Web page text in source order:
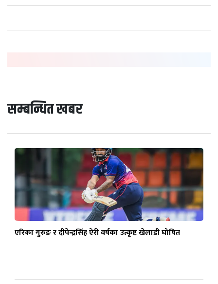
सम्बन्धित खबर
एरिका गुरुङ र दीपेन्द्रसिंह ऐरी वर्षका उत्कृष्ट खेलाडी घोषित